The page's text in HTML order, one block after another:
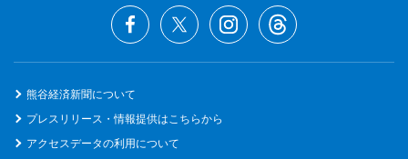
熊谷経済新聞について
プレスリリース・情報提供はこちらから
アクセスデータの利用について